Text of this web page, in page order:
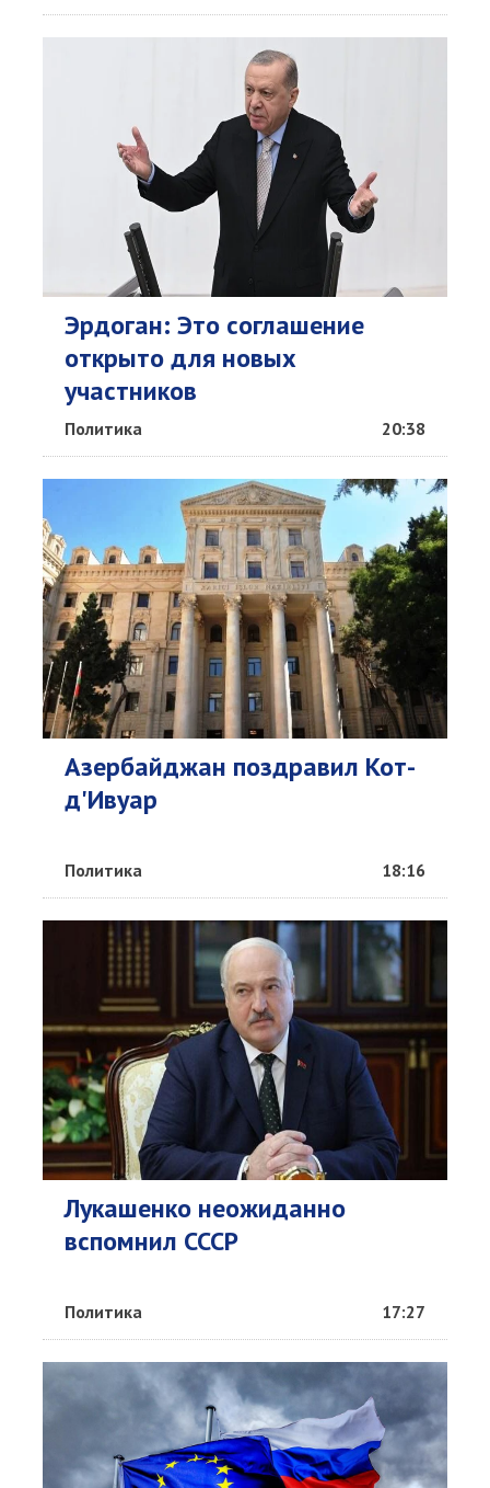
Эрдоган: Это соглашение
открыто для новых
участников
Политика 20:38
Азербайджан поздравил Кот-
д'Ивуар
Политика 18:16
Лукашенко неожиданно
вспомнил СССР
Политика 17:27